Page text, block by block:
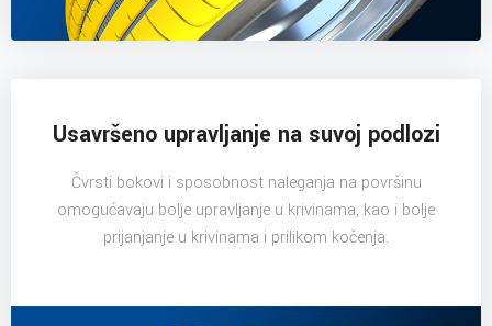
Usavršeno upravljanje na suvoj podlozi
Čvrsti bokovi i sposobnost naleganja na površinu
omogućavaju bolje upravljanje u krivinama, kao i bolje
prijanjanje u krivinama i prilikom kočenja.